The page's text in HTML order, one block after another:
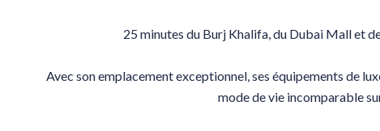
25 minutes du Burj Khalifa, du Dubai Mall et
Avec son emplacement exceptionnel, ses équipements de
mode de vie incomparable